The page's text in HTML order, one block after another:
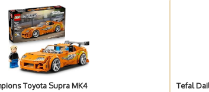
Toyota Supra MK4 Tefal